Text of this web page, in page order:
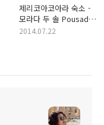
제리코아코아라 숙소 -
모라다 두 솔 Pousada
Morada do Sol
2014.07.22